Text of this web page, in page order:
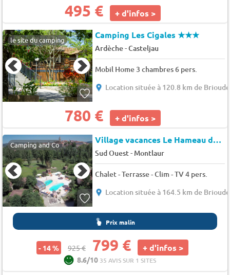
495 € + d'infos >
le site du camping Camping Les Cigales★★★
Ardèche-Casteljau
Mobil Home 3 chambres 6 pers.
Location située à 120.8 km de Brioude
780 € + d'infos >
Camping and Co Village vacances Le Hameau des Genêts
Sud Ouest- Montlaur
Chalet - Terrasse - Clim - TV 4 pers.
Location située à 164.5 km de Brioude
Prix malin
- 14 % 925 € 799 € + d'infos >
8.6/10 35 AVIS SUR 1 SITES